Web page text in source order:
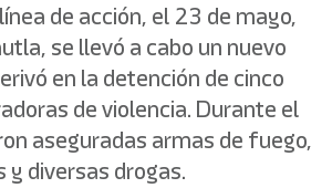
de acción, el 23 de mayo,
se llevó a cabo un nuevo
en la detención de cinco
de violencia. Durante el
aseguradas armas de fuego,
diversas drogas.